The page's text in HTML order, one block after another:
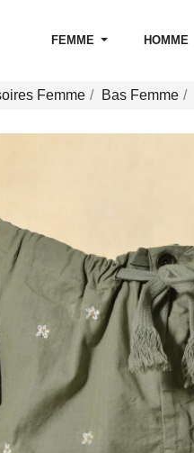
FEMME HOMME
Femme Bas Femme